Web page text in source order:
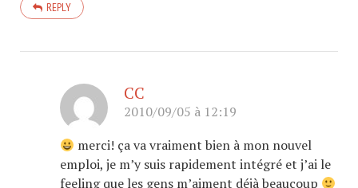
REPLY
CC
2010/09/05 à 12:19
merci! ça va vraiment bien à mon nouvel
emploi, je m’y suis rapidement intégré et j’ai le
feeling que les gens m’aiment déjà beaucoup